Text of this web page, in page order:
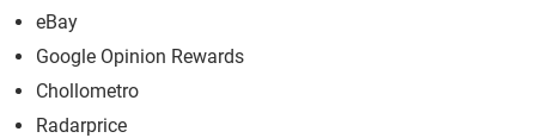
eBay
Google Opinion Rewards
Chollometro
Radarprice